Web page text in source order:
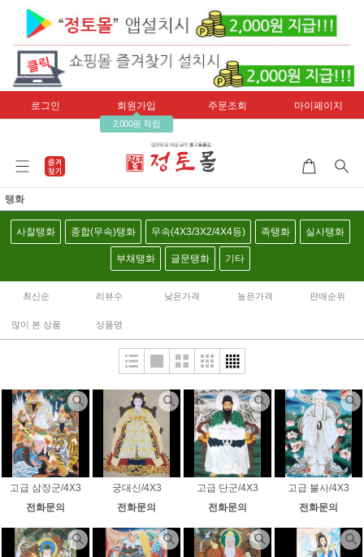
로그인 회원가입
2,000원 적립
주문조회 마이페이지
탱화
사찰탱화 종합(무속)탱화 무속(4X3/3X2/4X4등) 족탱화 실사탱화
부채탱화 글문탱화 기타
최신순 리뷰수 낮은가격 높은가격 판매순위
많이 본 상품 상품명
고급 삼장군/4X3
전화문의
궁대신/4X3
전화문의
고급 단군/4X3
전화문의
고급 불사/4X3
전화문의